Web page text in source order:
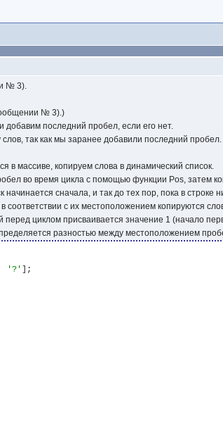
№ 3).
№ 3).)
последний пробел, если его нет.
так как мы заранее добавили последний пробел.
в массиве, копируем слова в динамический список.
во время цикла с помощью функции Pos, затем
сначала, и так до тех пор, пока в строке
с их местоположением копируются
циклом присваивается значение 1 (начало
разностью между местоположением
'?'
];